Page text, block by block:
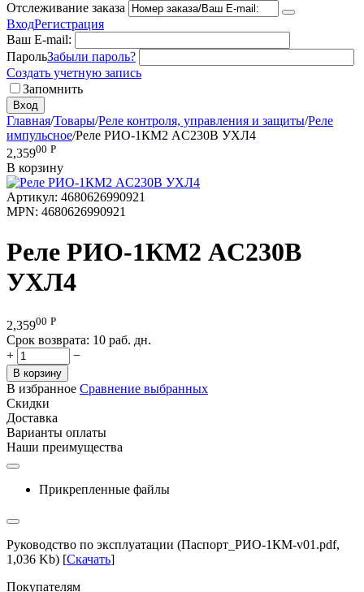
Отслеживание заказа
ВходРегистрация
Ваш E-mail:
ПарольЗабыли пароль?
Создать учетную запись
Запомнить
Вход
Главная/Товары/Реле контроля, управления и защиты/Реле
импульсное/Реле РИО-1КМ2 AC230В УХЛ4
2,35900 Р
В корзину
Артикул: 4680626990921
MPN: 4680626990921
Реле РИО-1КМ2 AC230В
УХЛ4
2,35900 Р
Срок возврата: 10 раб. дн.
+
−
В корзину
В избранное Сравнение выбранных
Скидки
Доставка
Варианты оплаты
Наши преимущества
Прикрепленные файлы
Руководство по эксплуатации (Паспорт_РИО-1КМ-v01.pdf,
1,036 Kb) [Скачать]
Покупателям